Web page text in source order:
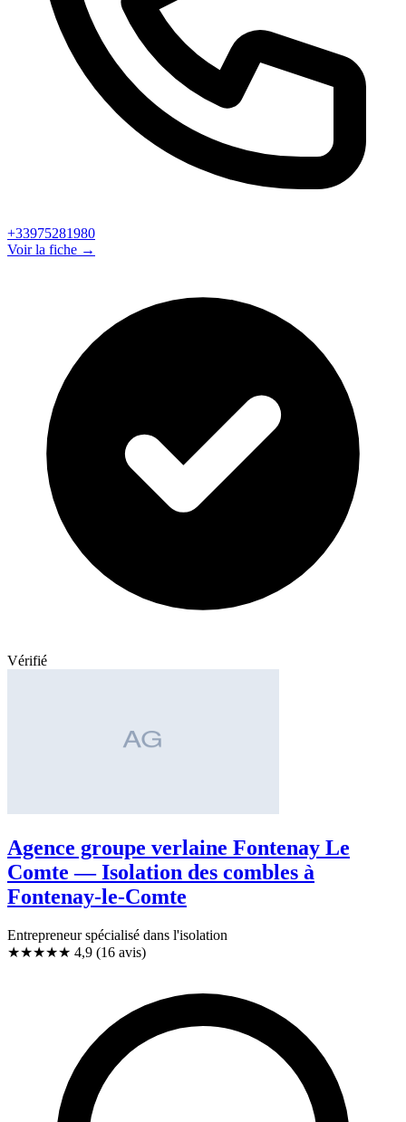
+33975281980
Voir la fiche →
Vérifié
Agence groupe verlaine Fontenay Le
Comte — Isolation des combles à
Fontenay-le-Comte
Entrepreneur spécialisé dans l'isolation
★★★★★ 4,9 (16 avis)